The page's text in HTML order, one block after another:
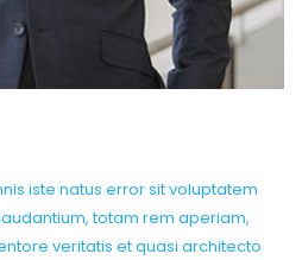
iste natus error sit voluptatem
totam rem aperiam,
veritatis et quasi architecto